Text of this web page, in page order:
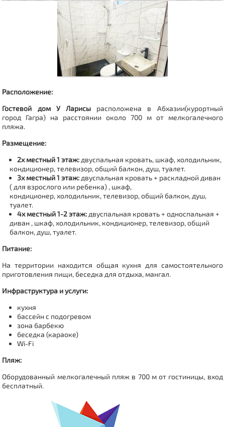
Расположение:
Гостевой дом У Ларисы расположена в Абхазии(курортный
город Гагра) на расстоянии около 700 м от мелкогалечного
пляжа.
Размещение:
2х местный 1 этаж: двуспальная кровать, шкаф, холодильник,
кондиционер,телевизор, общий балкон, душ, туалет.
3х местный 1 этаж: двуспальная кровать + раскладной диван
( для взрослого или ребенка) , шкаф,
кондиционер,холодильник, телевизор, общий балкон, душ,
туалет.
4х местный 1-2 этаж: двуспальная кровать + односпальная +
диван , шкаф, холодильник, кондиционер,телевизор, общий
балкон, душ, туалет.
Питание:
На территории находится общая кухня для самостоятельного
приготовления пищи, беседка для отдыха, мангал.
Инфраструктура и услуги:
кухня
бассейн с подогревом
зона барбекю
беседка (караоке)
Wi-Fi
Пляж:
Оборудованный мелкогалечный пляж в 700 м от гостиницы, вход
бесплатный.